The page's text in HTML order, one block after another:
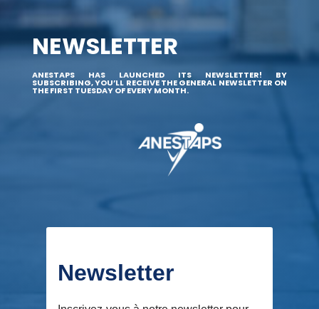
NEWSLETTER
ANESTAPS HAS LAUNCHED ITS NEWSLETTER! BY
SUBSCRIBING, YOU’LL RECEIVE THE GENERAL NEWSLETTER ON
THE FIRST TUESDAY OF EVERY MONTH.